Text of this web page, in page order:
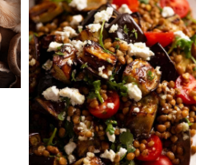
eden Ülker nerelerden nerelere
geldi. İşte gerçek bir başarı
hikayesi! 😊 Başlangıç Noktası:
Sabri Ülker ve Ülker’in Doğuşu
Biliyorsunuz,...